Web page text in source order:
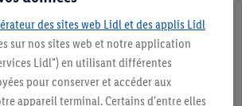
des sites web Lidl et des applis Lidl
sur nos sites web et notre application
Lidl") en utilisant différentes
pour conserver et accéder aux
appareil terminal. Certains d'entre elles